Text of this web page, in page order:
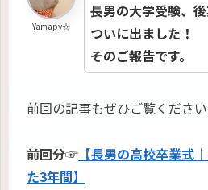
Yamapy☆
長男の大学受験、
ついに出ました！
そのご報告です。
前回の記事もぜひご覧ください
前回分☞ 【長男の高校卒業式
た3年間】